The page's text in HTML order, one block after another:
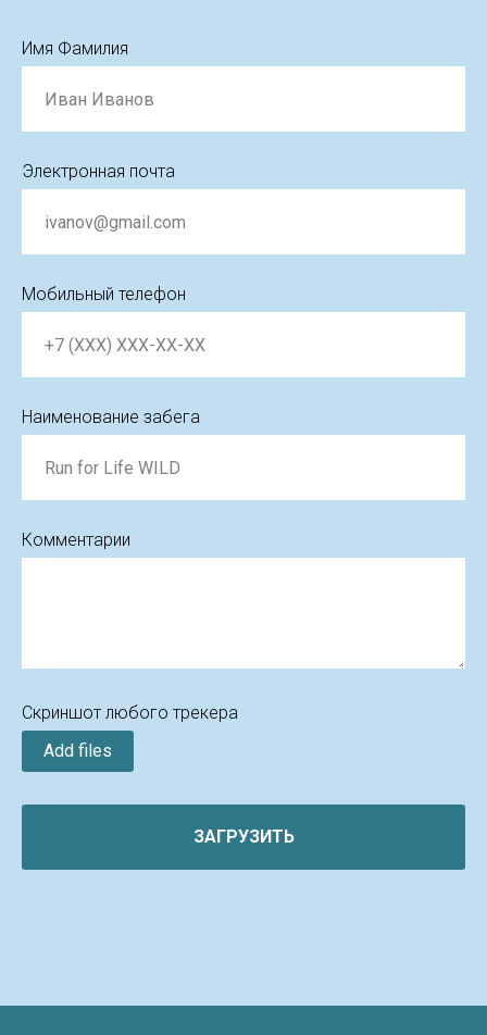
Имя Фамилия
Электронная почта
Мобильный телефон
Наименование забега
Комментарии
Скриншот любого трекера
Add files
ЗАГРУЗИТЬ